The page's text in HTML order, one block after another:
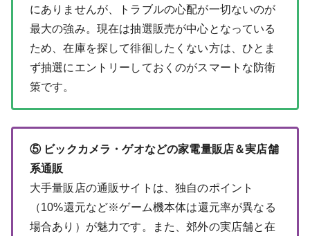
にありませんが、トラブルの心配が一切ないのが
最大の強み。現在は抽選販売が中心となっている
ため、在庫を探して徘徊したくない方は、ひとま
ず抽選にエントリーしておくのがスマートな防衛
策です。
⑤ ビックカメラ・ゲオなどの家電量販店＆実店舗
系通販
大手量販店の通販サイトは、独自のポイント
（10%還元など※ゲーム機本体は還元率が異なる
場合あり）が魅力です。また、郊外の実店舗と在